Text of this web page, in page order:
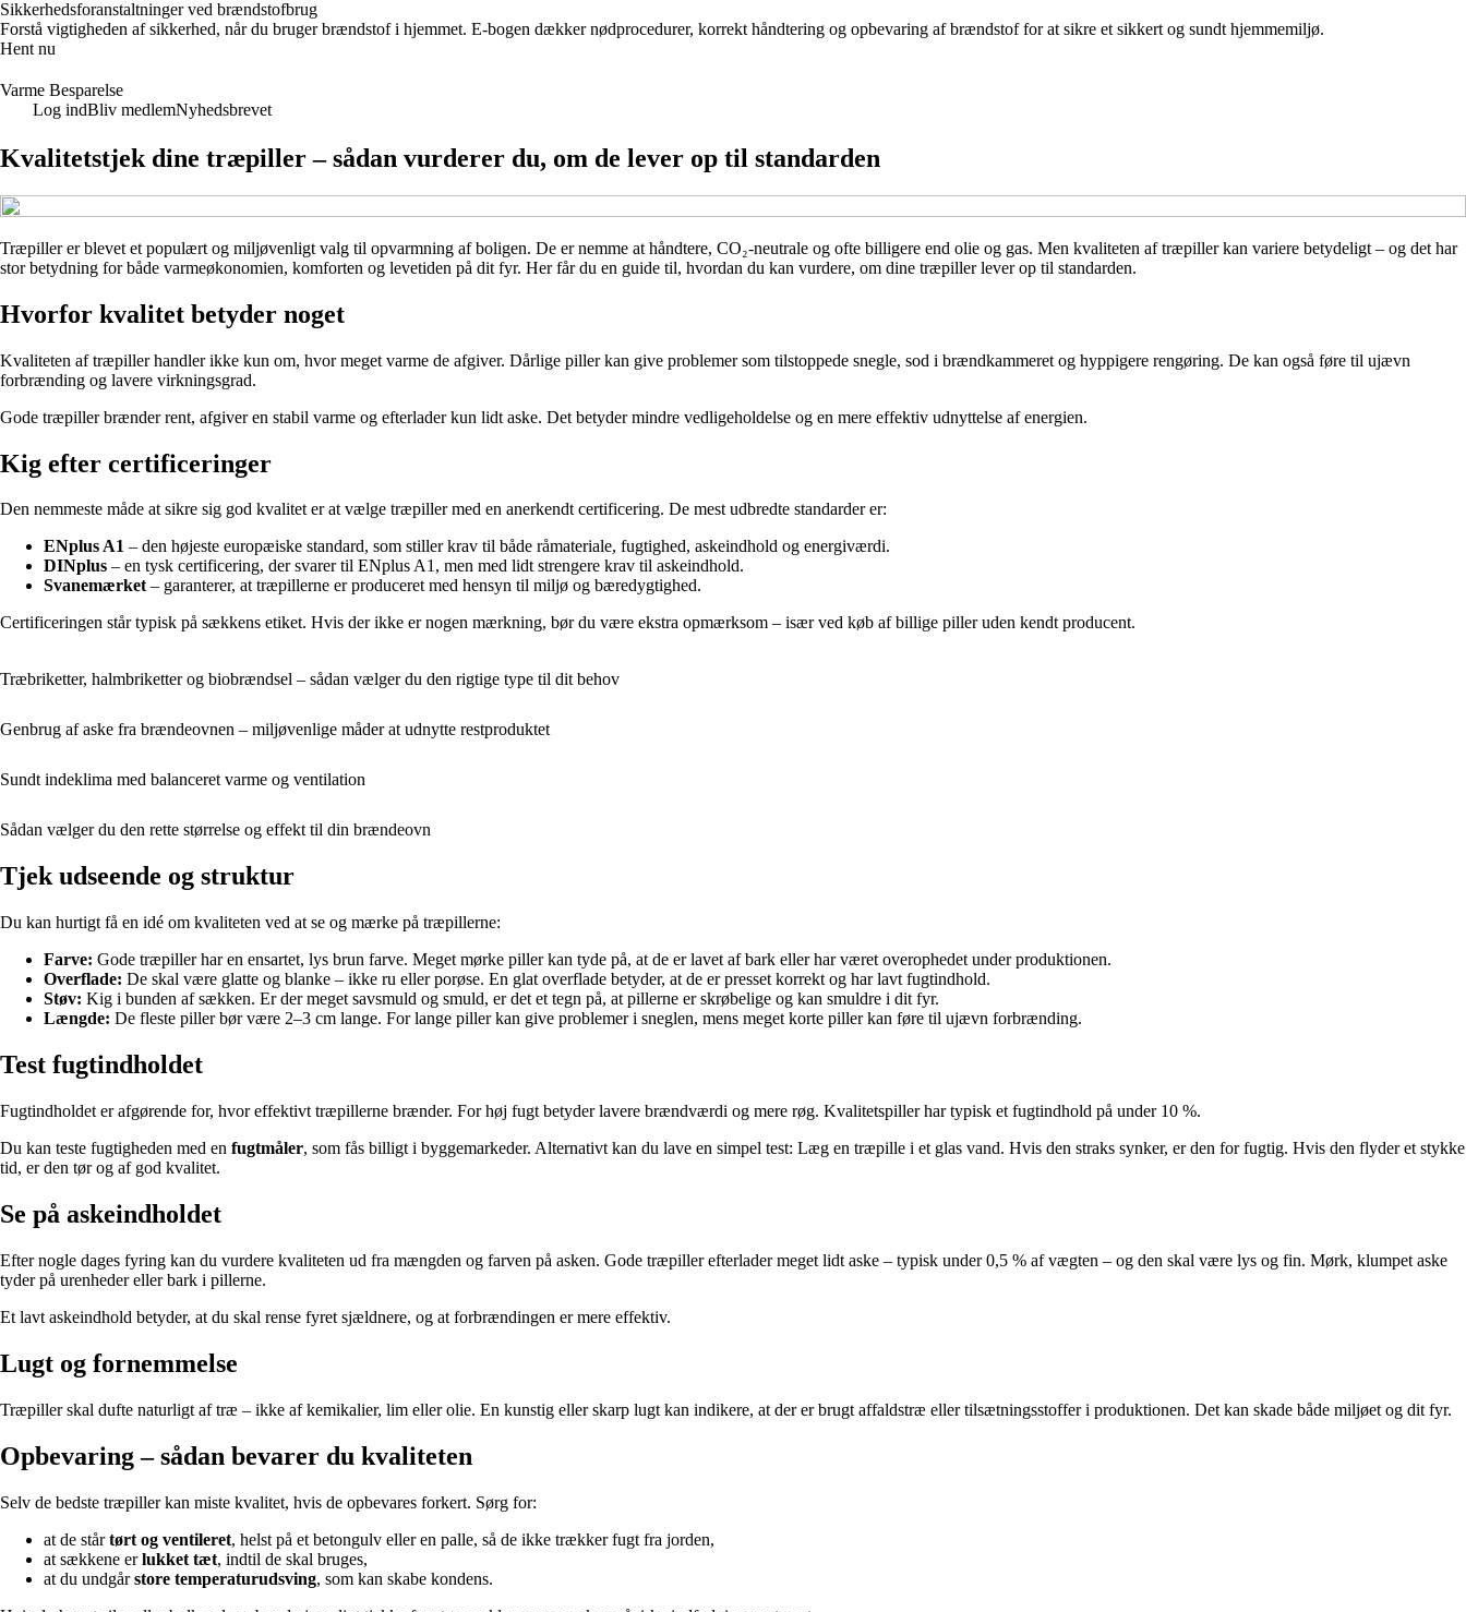
Sikkerhedsforanstaltninger ved brændstofbrug
Forstå vigtigheden af sikkerhed, når du bruger brændstof i hjemmet. E-bogen dækker nødprocedurer, korrekt håndtering og opbevaring af brændstof for at sikre et sikkert og sundt hjemmemiljø.
Hent nu
Varme Besparelse
Log indBliv medlemNyhedsbrevet
Kvalitetstjek dine træpiller – sådan vurderer du, om de lever op til standarden
Træpiller er blevet et populært og miljøvenligt valg til opvarmning af boligen. De er nemme at håndtere, CO₂-neutrale og ofte billigere end olie og gas. Men kvaliteten af træpiller kan variere betydeligt – og det har
stor betydning for både varmeøkonomien, komforten og levetiden på dit fyr. Her får du en guide til, hvordan du kan vurdere, om dine træpiller lever op til standarden.
Hvorfor kvalitet betyder noget
Kvaliteten af træpiller handler ikke kun om, hvor meget varme de afgiver. Dårlige piller kan give problemer som tilstoppede snegle, sod i brændkammeret og hyppigere rengøring. De kan også føre til ujævn
forbrænding og lavere virkningsgrad.
Gode træpiller brænder rent, afgiver en stabil varme og efterlader kun lidt aske. Det betyder mindre vedligeholdelse og en mere effektiv udnyttelse af energien.
Kig efter certificeringer
Den nemmeste måde at sikre sig god kvalitet er at vælge træpiller med en anerkendt certificering. De mest udbredte standarder er:
ENplus A1 – den højeste europæiske standard, som stiller krav til både råmateriale, fugtighed, askeindhold og energiværdi.
DINplus – en tysk certificering, der svarer til ENplus A1, men med lidt strengere krav til askeindhold.
Svanemærket– garanterer, at træpillerne er produceret med hensyn til miljø og bæredygtighed.
Certificeringen står typisk på sækkens etiket. Hvis der ikke er nogen mærkning, bør du være ekstra opmærksom – især ved køb af billige piller uden kendt producent.
Træbriketter, halmbriketter og biobrændsel – sådan vælger du den rigtige type til dit behov
Genbrug af aske fra brændeovnen – miljøvenlige måder at udnytte restproduktet
Sundt indeklima med balanceret varme og ventilation
Sådan vælger du den rette størrelse og effekt til din brændeovn
Tjek udseende og struktur
Du kan hurtigt få en idé om kvaliteten ved at se og mærke på træpillerne:
Farve: Gode træpiller har en ensartet, lys brun farve. Meget mørke piller kan tyde på, at de er lavet af bark eller har været overophedet under produktionen.
Overflade: De skal være glatte og blanke – ikke ru eller porøse. En glat overflade betyder, at de er presset korrekt og har lavt fugtindhold.
Støv: Kig i bunden af sækken. Er der meget savsmuld og smuld, er det et tegn på, at pillerne er skrøbelige og kan smuldre i dit fyr.
Længde: De fleste piller bør være 2–3 cm lange. For lange piller kan give problemer i sneglen, mens meget korte piller kan føre til ujævn forbrænding.
Test fugtindholdet
Fugtindholdet er afgørende for, hvor effektivt træpillerne brænder. For høj fugt betyder lavere brændværdi og mere røg. Kvalitetspiller har typisk et fugtindhold på under 10 %.
Du kan teste fugtigheden med en fugtmåler, som fås billigt i byggemarkeder. Alternativt kan du lave en simpel test: Læg en træpille i et glas vand. Hvis den straks synker, er den for fugtig. Hvis den flyder et stykke
tid, er den tør og af god kvalitet.
Se på askeindholdet
Efter nogle dages fyring kan du vurdere kvaliteten ud fra mængden og farven på asken. Gode træpiller efterlader meget lidt aske – typisk under 0,5 % af vægten – og den skal være lys og fin. Mørk, klumpet aske
tyder på urenheder eller bark i pillerne.
Et lavt askeindhold betyder, at du skal rense fyret sjældnere, og at forbrændingen er mere effektiv.
Lugt og fornemmelse
Træpiller skal dufte naturligt af træ – ikke af kemikalier, lim eller olie. En kunstig eller skarp lugt kan indikere, at der er brugt affaldstræ eller tilsætningsstoffer i produktionen. Det kan skade både miljøet og dit fyr.
Opbevaring – sådan bevarer du kvaliteten
Selv de bedste træpiller kan miste kvalitet, hvis de opbevares forkert. Sørg for:
at de stårtørt og ventileret, helst på et betongulv eller en palle, så de ikke trækker fugt fra jorden,
at sækkene erlukket tæt, indtil de skal bruges,
at du undgårstore temperaturudsving, som kan skabe kondens.